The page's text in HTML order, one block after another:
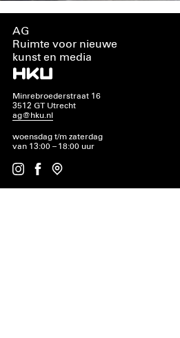
AG
Ruimte voor nieuwe
kunst en media
Minrebroederstraat 16
3512 GT Utrecht
ag@hku.nl
woensdag t/m zaterdag
van 13:00 – 18:00 uur